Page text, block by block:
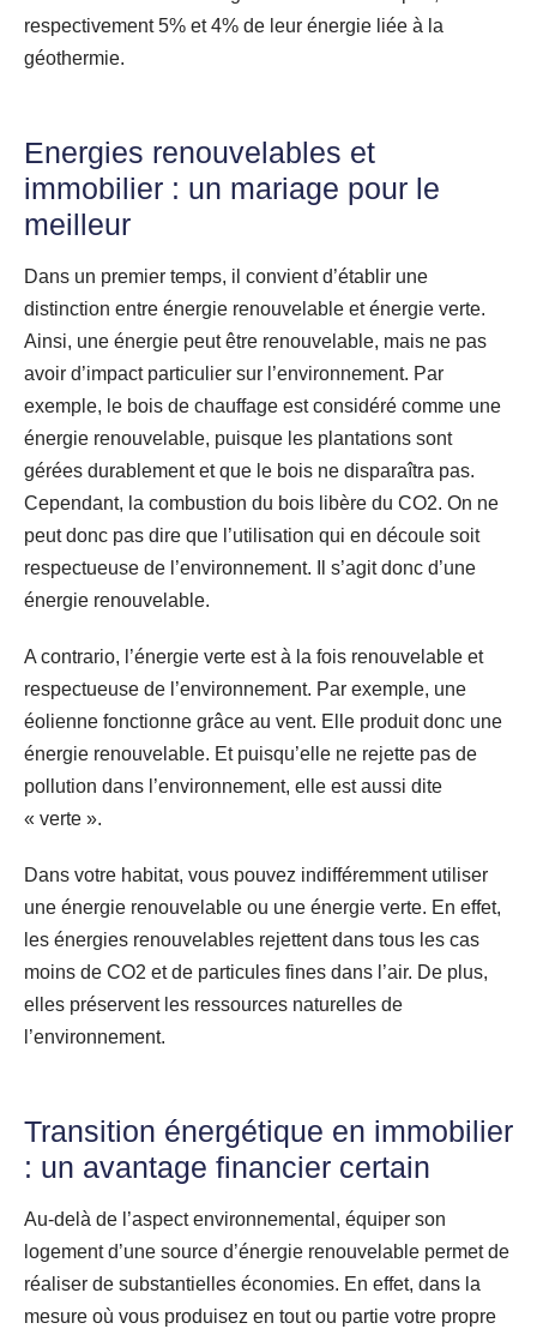
respectivement 5% et 4% de leur énergie liée à la
géothermie.
Energies renouvelables et
immobilier : un mariage pour le
meilleur
Dans un premier temps, il convient d’établir une
distinction entre énergie renouvelable et énergie verte.
Ainsi, une énergie peut être renouvelable, mais ne pas
avoir d’impact particulier sur l’environnement. Par
exemple, le bois de chauffage est considéré comme une
énergie renouvelable, puisque les plantations sont
gérées durablement et que le bois ne disparaîtra pas.
Cependant, la combustion du bois libère du CO2. On ne
peut donc pas dire que l’utilisation qui en découle soit
respectueuse de l’environnement. Il s’agit donc d’une
énergie renouvelable.
A contrario, l’énergie verte est à la fois renouvelable et
respectueuse de l’environnement. Par exemple, une
éolienne fonctionne grâce au vent. Elle produit donc une
énergie renouvelable. Et puisqu’elle ne rejette pas de
pollution dans l’environnement, elle est aussi dite
« verte ».
Dans votre habitat, vous pouvez indifféremment utiliser
une énergie renouvelable ou une énergie verte. En effet,
les énergies renouvelables rejettent dans tous les cas
moins de CO2 et de particules fines dans l’air. De plus,
elles préservent les ressources naturelles de
l’environnement.
Transition énergétique en immobilier
: un avantage financier certain
Au-delà de l’aspect environnemental, équiper son
logement d’une source d’énergie renouvelable permet de
réaliser de substantielles économies. En effet, dans la
mesure où vous produisez en tout ou partie votre propre